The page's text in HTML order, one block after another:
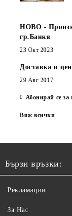
НОВО -
гр.Банкя
23 Окт 2023
Доставка и
29 Авг 2017
Абонирай се за
Виж всички
Бързи връзки:
Рекламации
За Нас